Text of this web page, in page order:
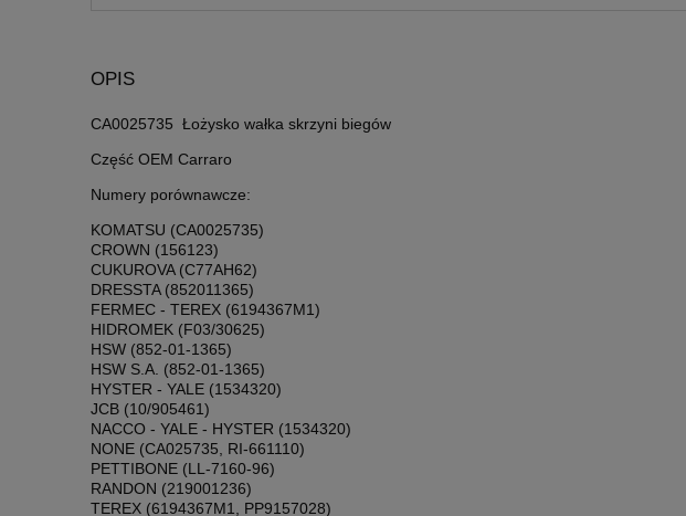
OPIS
CA0025735 Łożysko wałka skrzyni biegów
Część OEM Carraro
Numery porównawcze:
KOMATSU (CA0025735)
CROWN (156123)
CUKUROVA (C77AH62)
DRESSTA (852011365)
FERMEC - TEREX (6194367M1)
HIDROMEK (F03/30625)
HSW (852-01-1365)
HSW S.A. (852-01-1365)
HYSTER - YALE (1534320)
JCB (10/905461)
NACCO - YALE - HYSTER (1534320)
NONE (CA025735, RI-661110)
PETTIBONE (LL-7160-96)
RANDON (219001236)
TEREX (6194367M1, PP9157028)